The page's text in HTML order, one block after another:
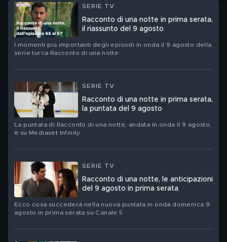
SERIE TV
Racconto di una notte in prima serata,
il riassunto del 9 agosto
I momenti più importanti degli episodi in onda il 9 agosto della
serie turca Racconto di una notte
SERIE TV
Racconto di una notte in prima serata,
la puntata del 9 agosto
La puntata di Racconto di una notte, andata in onda il 9 agosto,
è su Mediaset Infinity
SERIE TV
Racconto di una notte, le anticipazioni
del 9 agosto in prima serata
Ecco cosa succederà nella nuova puntata in onda domenica 9
agosto in prima serata su Canale 5